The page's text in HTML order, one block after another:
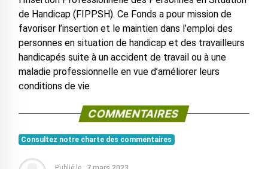
de Handicap (FIPPSH). Ce Fonds a pour mission de
favoriser l’insertion et le maintien dans l’emploi des
personnes en situation de handicap et des travailleurs
handicapés suite à un accident de travail ou à une
maladie professionnelle en vue d’améliorer leurs
conditions de vie
COMMENTAIRES
Consultez notre charte des commentaires